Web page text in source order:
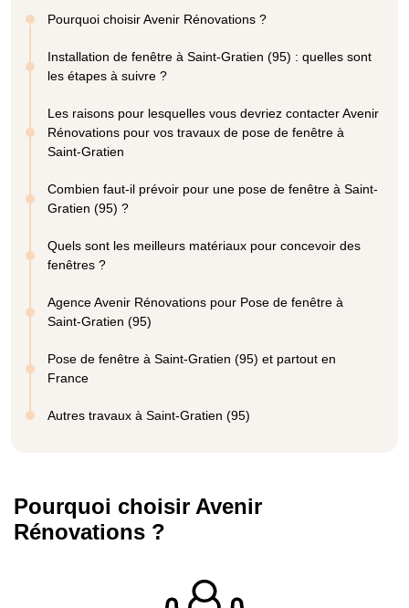
Pourquoi choisir Avenir Rénovations ?
Installation de fenêtre à Saint-Gratien (95) : quelles sont
les étapes à suivre ?
Les raisons pour lesquelles vous devriez contacter Avenir
Rénovations pour vos travaux de pose de fenêtre à
Saint-Gratien
Combien faut-il prévoir pour une pose de fenêtre à Saint-
Gratien (95) ?
Quels sont les meilleurs matériaux pour concevoir des
fenêtres ?
Agence Avenir Rénovations pour Pose de fenêtre à
Saint-Gratien (95)
Pose de fenêtre à Saint-Gratien (95) et partout en
France
Autres travaux à Saint-Gratien (95)
Pourquoi choisir Avenir
Rénovations ?